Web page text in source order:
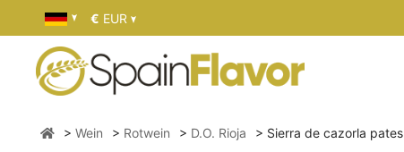
€ EUR
Wein Rotwein D.O. Rioja Sierra de cazorla pates